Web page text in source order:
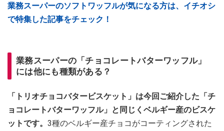
業務スーパーのソフトワッフルが気になる方は、イチオシ
で特集した記事をチェック！
業務スーパーの「チョコレートバターワッフル」
には他にも種類がある？
「トリオチョコバタービスケット」は今回ご紹介した「チ
ョコレートバターワッフル」と同じくベルギー産のビスケ
ットです。 3種のベルギー産チョコがコーティングされた